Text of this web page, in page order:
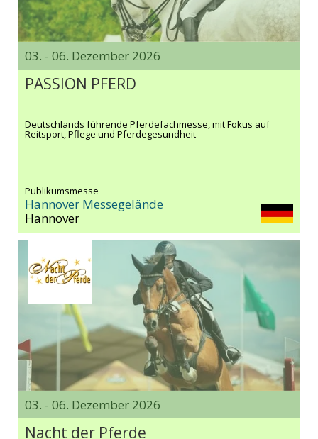
03. - 06. Dezember 2026
PASSION PFERD
Deutschlands führende Pferdefachmesse, mit Fokus auf
Reitsport, Pflege und Pferdegesundheit
Publikumsmesse
Hannover Messegelände
Hannover
03. - 06. Dezember 2026
Nacht der Pferde